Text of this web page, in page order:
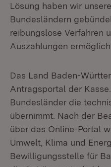
Lösung haben wir
Bundesländern
reibungslose Verfahren
Auszahlungen
Das Land Baden-
Antragsportal der
Bundesländer die
übernimmt. Nach der
über das Online-Portal
Umwelt, Klima und
Bewilligungsstelle für